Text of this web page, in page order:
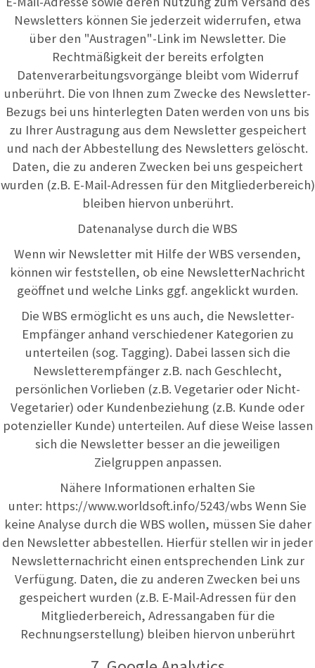
Newsletters können Sie jederzeit widerrufen, etwa
über den "Austragen"-Link im Newsletter. Die
Rechtmäßigkeit der bereits erfolgten
Datenverarbeitungsvorgänge bleibt vom Widerruf
unberührt. Die von Ihnen zum Zwecke des Newsletter-
Bezugs bei uns hinterlegten Daten werden von uns bis
zu Ihrer Austragung aus dem Newsletter gespeichert
und nach der Abbestellung des Newsletters gelöscht.
Daten, die zu anderen Zwecken bei uns gespeichert
wurden (z.B. E-Mail-Adressen für den Mitgliederbereich)
bleiben hiervon unberührt.
Datenanalyse durch die WBS
Wenn wir Newsletter mit Hilfe der WBS versenden,
können wir feststellen, ob eine NewsletterNachricht
geöffnet und welche Links ggf. angeklickt wurden.
Die WBS ermöglicht es uns auch, die Newsletter-
Empfänger anhand verschiedener Kategorien zu
unterteilen (sog. Tagging). Dabei lassen sich die
Newsletterempfänger z.B. nach Geschlecht,
persönlichen Vorlieben (z.B. Vegetarier oder Nicht-
Vegetarier) oder Kundenbeziehung (z.B. Kunde oder
potenzieller Kunde) unterteilen. Auf diese Weise lassen
sich die Newsletter besser an die jeweiligen
Zielgruppen anpassen.
Nähere Informationen erhalten Sie
unter: https://www.worldsoft.info/5243/wbs Wenn Sie
keine Analyse durch die WBS wollen, müssen Sie daher
den Newsletter abbestellen. Hierfür stellen wir in jeder
Newsletternachricht einen entsprechenden Link zur
Verfügung. Daten, die zu anderen Zwecken bei uns
gespeichert wurden (z.B. E-Mail-Adressen für den
Mitgliederbereich, Adressangaben für die
Rechnungserstellung) bleiben hiervon unberührt